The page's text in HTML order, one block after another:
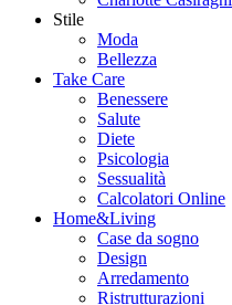
Stile
Moda
Bellezza
Take Care
Benessere
Salute
Diete
Psicologia
Sessualità
Calcolatori Online
Home&Living
Case da sogno
Design
Arredamento
Ristrutturazioni